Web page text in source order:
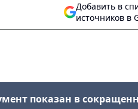
Добавить в
источников в
показан в